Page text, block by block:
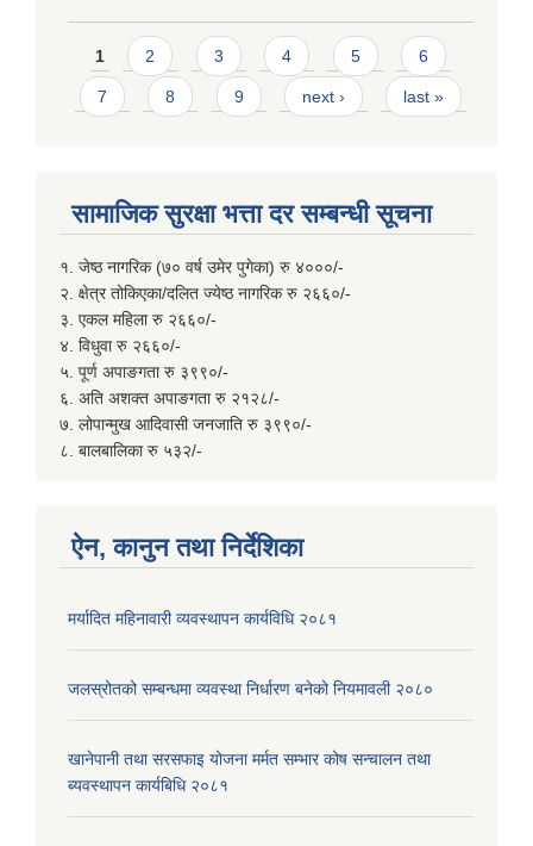
Pages
1 2 3 4 5 6
7 8 9 next › last »
सामाजिक सुरक्षा भत्ता दर सम्बन्धी सूचना
१. जेष्ठ नागरिक (७० वर्ष उमेर पुगेका) रु ४०००/-
२. क्षेत्र तोकिएका/दलित ज्येष्ठ नागरिक रु २६६०/-
३. एकल महिला रु २६६०/-
४. विधुवा रु २६६०/-
५. पूर्ण अपाङगता रु ३९९०/-
६. अति अशक्त अपाङगता रु २१२८/-
७. लोपान्मुख आदिवासी जनजाति रु ३९९०/-
८. बालबालिका रु ५३२/-
ऐन, कानुन तथा निर्देशिका
मर्यादित महिनावारी व्यवस्थापन कार्यविधि २०८१
जलस्रोतको सम्बन्धमा व्यवस्था निर्धारण बनेको नियमावली २०८०
खानेपानी तथा सरसफाइ योजना मर्मत सम्भार कोष सन्चालन तथा
ब्यवस्थापन कार्यबिधि २०८१